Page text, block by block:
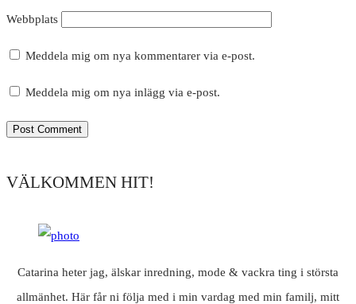
Webbplats
Meddela mig om nya kommentarer via e-post.
Meddela mig om nya inlägg via e-post.
VÄLKOMMEN HIT!
Catarina heter jag, älskar inredning, mode & vackra ting i största
allmänhet. Här får ni följa med i min vardag med min familj, mitt